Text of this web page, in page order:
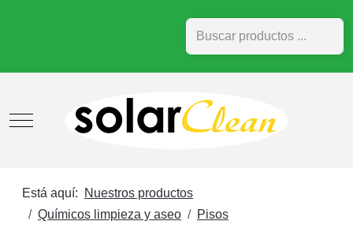
Buscar
Mobile Menu Toggle
Está aquí:
Nuestros productos
Químicos limpieza y aseo
Pisos